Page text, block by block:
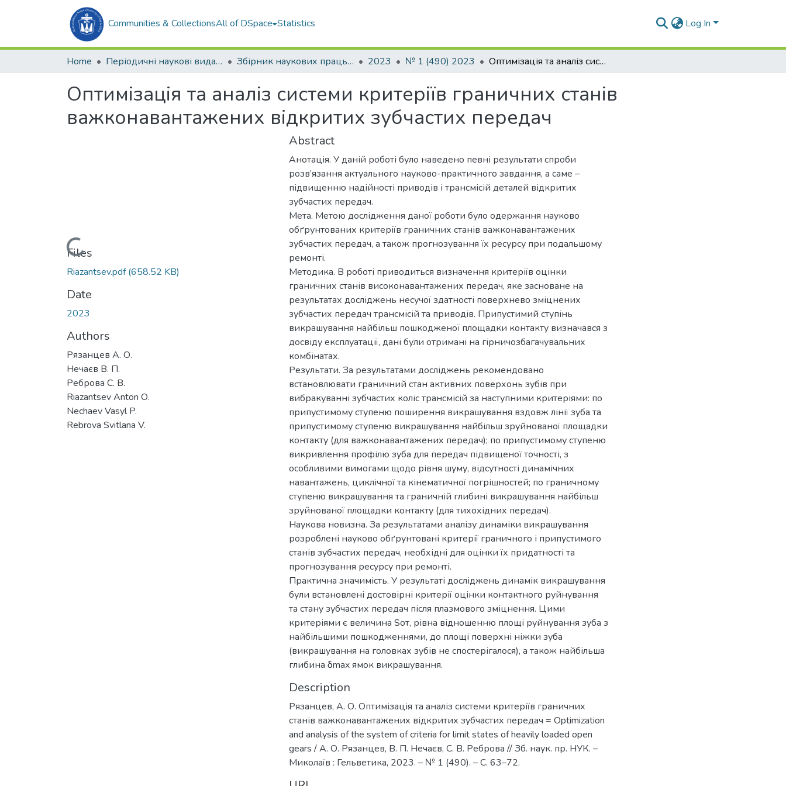
Communities & CollectionsAll of DSpace Statistics Log In
Home Періодичні наукові видання Збірник наукових праць НУК 2023 № 1 (490) 2023 Оптимізація та аналіз системи критеріїв граничних станів важконавантажених відкритих зубчастих передач
Оптимізація та аналіз системи критеріїв граничних станів
важконавантажених відкритих зубчастих передач
Loading...
Files
Riazantsev.pdf(658.52 KB)
Date
2023
Authors
Рязанцев А. О.
Нечаєв В. П.
Реброва С. В.
Riazantsev Anton О.
Nechaev Vasyl P.
Rebrova Svitlana V.
Abstract
Анотація. У даній роботі було наведено певні результати спроби
розв’язання актуального науково-практичного завдання, а саме –
підвищенню надійності приводів і трансмісій деталей відкритих
зубчастих передач.
Мета. Метою дослідження даної роботи було одержання науково
обґрунтованих критеріїв граничних станів важконавантажених
зубчастих передач, а також прогнозування їх ресурсу при подальшому
ремонті.
Методика. В роботі приводиться визначення критеріїв оцінки
граничних станів високонавантажених передач, яке засноване на
результатах досліджень несучої здатності поверхнево зміцнених
зубчастих передач трансмісій та приводів. Припустимий ступінь
викрашування найбільш пошкодженої площадки контакту визначався з
досвіду експлуатації, дані були отримані на гірничозбагачувальних
комбінатах.
Результати. За результатами досліджень рекомендовано
встановлювати граничний стан активних поверхонь зубів при
вибракуванні зубчастих коліс трансмісій за наступними критеріями: по
припустимому ступеню поширення викрашування вздовж лінії зуба та
припустимому ступеню викрашування найбільш зруйнованої площадки
контакту (для важконавантажених передач); по припустимому ступеню
викривлення профілю зуба для передач підвищеної точності, з
особливими вимогами щодо рівня шуму, відсутності динамічних
навантажень, циклічної та кінематичної погрішностей; по граничному
ступеню викрашування та граничній глибині викрашування найбільш
зруйнованої площадки контакту (для тихохідних передач).
Наукова новизна. За результатами аналізу динаміки викрашування
розроблені науково обґрунтовані критерії граничного і припустимого
станів зубчастих передач, необхідні для оцінки їх придатності та
прогнозування ресурсу при ремонті.
Практична значимість. У результаті досліджень динамік викрашування
були встановлені достовірні критерії оцінки контактного руйнування
та стану зубчастих передач після плазмового зміцнення. Цими
критеріями є величина Sот, рівна відношенню площі руйнування зуба з
найбільшими пошкодженнями, до площі поверхні ніжки зуба
(викрашування на головках зубів не спостерігалося), а також найбільша
глибина δmax ямок викрашування.
Description
Рязанцев, А. О. Оптимізація та аналіз системи критеріїв граничних
станів важконавантажених відкритих зубчастих передач = Optimization
and analysis of the system of criteria for limit states of heavily loaded open
gears / А. О. Рязанцев, В. П. Нечаєв, С. В. Реброва // Зб. наук. пр. НУК. –
Миколаїв : Гельветика, 2023. – № 1 (490). – С. 63–72.